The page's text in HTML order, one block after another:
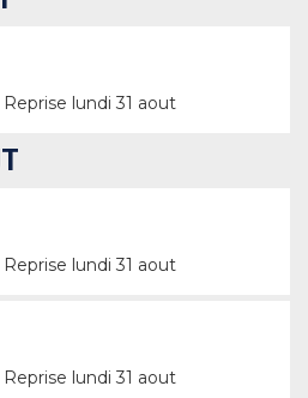
lundi 31 aout
lundi 31 aout
lundi 31 aout